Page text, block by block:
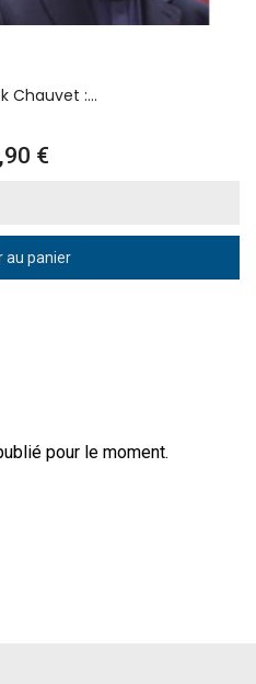
Chauvet :...
€
au panier
pour le moment.